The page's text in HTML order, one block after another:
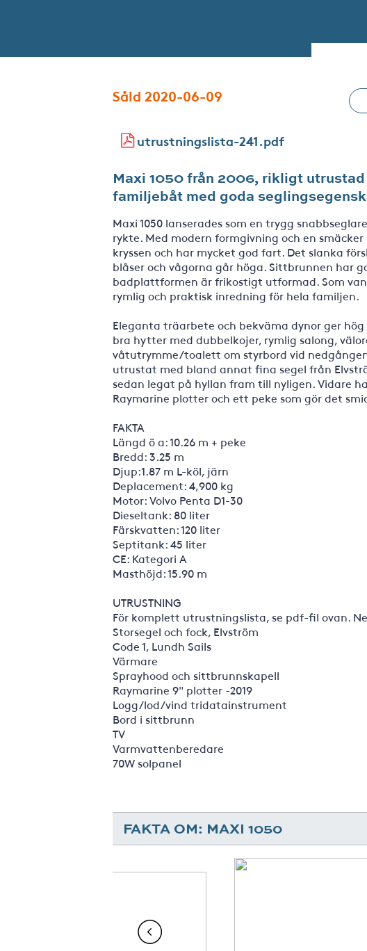
Såld 2020-06-09
utrustningslista-241.pdf
Maxi 1050 från 2006, rikligt
familjebåt med goda
Maxi 1050 lanserades som en trygg
rykte. Med modern formgivning och en
kryssen och har mycket god fart. Det slanka
blåser och vågorna går höga. Sittbrunnen har
badplattformen är frikostigt utformad. Som
rymlig och praktisk inredning för hela familjen.
Eleganta träarbete och bekväma dynor ger
bra hytter med dubbelkojer, rymlig salong,
våtutrymme/toalett om styrbord vid
utrustat med bland annat fina segel från
sedan legat på hyllan fram till nyligen. Vidare
Raymarine plotter och ett peke som gör det
FAKTA
Längd ö a: 10.26 m + peke
Bredd: 3.25 m
Djup:1.87 m L-köl, järn
Deplacement: 4,900 kg
Motor: Volvo Penta D1-30
Dieseltank: 80 liter
Färskvatten: 120 liter
Septitank: 45 liter
CE: Kategori A
Masthöjd: 15.90 m
UTRUSTNING
För komplett utrustningslista, se pdf-fil ovan.
Storsegel och fock, Elvström
Code 1, Lundh Sails
Värmare
Sprayhood och sittbrunnskapell
Raymarine 9" plotter -2019
Logg/lod/vind tridatainstrument
Bord i sittbrunn
TV
Varmvattenberedare
70W solpanel
FAKTA OM: MAXI 1050